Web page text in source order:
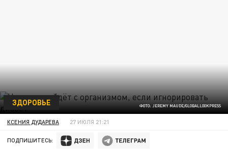
ФОТО: JEREMY MAUDE/GLOBALLOOKPRESS
ЗДОРОВЬЕ
КСЕНИЯ ДУДАРЕВА 27 ИЮЛЯ 21:21
ПОДПИШИТЕСЬ: